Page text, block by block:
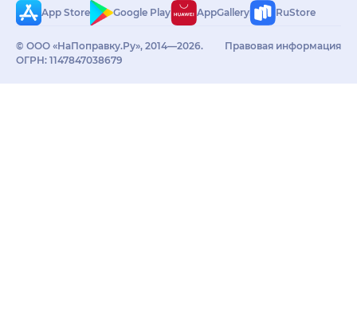
App Store
Google Play AppGallery RuStore
© ООО «НаПоправку.Ру», 2014—2026.
ОГРН: 1147847038679
Правовая информация